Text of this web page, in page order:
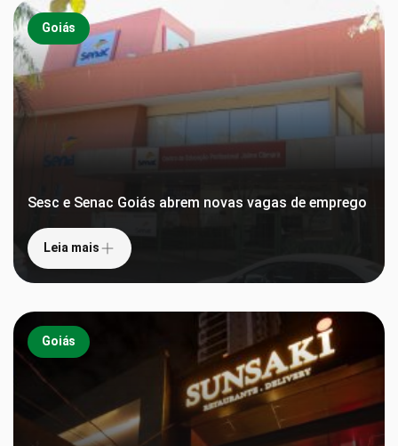
Goiás
Sesc e Senac Goiás abrem novas vagas de emprego
Leia mais
Goiás